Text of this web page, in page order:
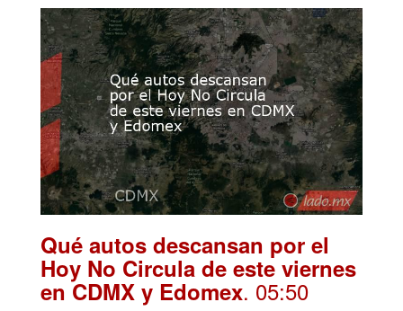
Qué autos descansan por el
Hoy No Circula de este viernes
en CDMX y Edomex. 05:50